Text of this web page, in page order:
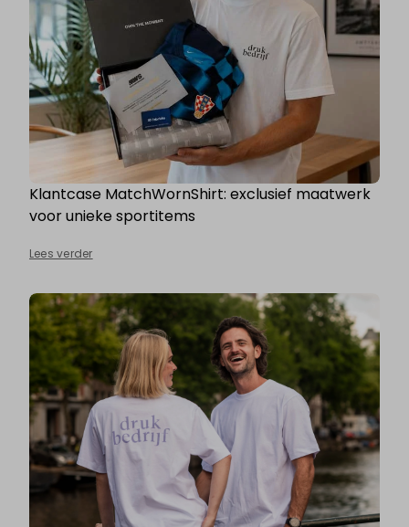
Klantcase MatchWornShirt: exclusief maatwerk
voor unieke sportitems
Lees verder